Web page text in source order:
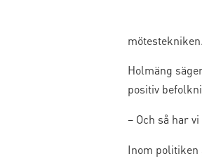
Holmäng
positiv
– Och så har
Inom politiken